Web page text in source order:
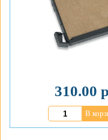
310.00
В